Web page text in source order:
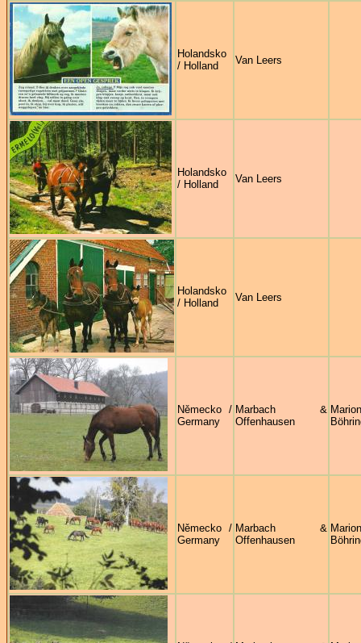
Holandsko
/ Holland
Van Leers
Holandsko
/ Holland
Van Leers
Holandsko
/ Holland
Van Leers
Německo /
Germany
Marbach &
Offenhausen
Marion
Německo /
Germany
Marbach &
Offenhausen
Marion